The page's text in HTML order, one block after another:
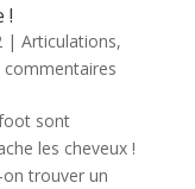
!
| Articulations,
commentaires
sont
les cheveux !
on trouver un